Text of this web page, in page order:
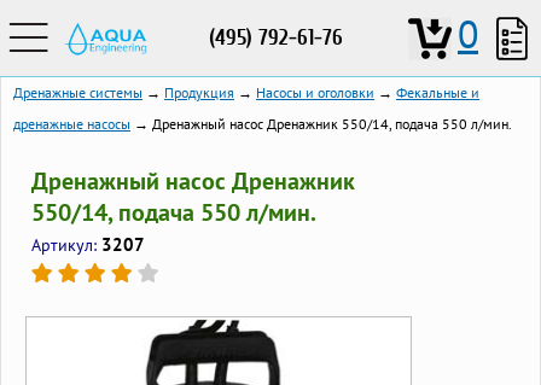
(495) 792-61-76 0
Дренажные системы → Продукция → Насосы и оголовки → Фекальные и
дренажные насосы → Дренажный насос Дренажник 550/14, подача 550 л/мин.
Дренажный насос Дренажник
550/14, подача 550 л/мин.
Артикул: 3207